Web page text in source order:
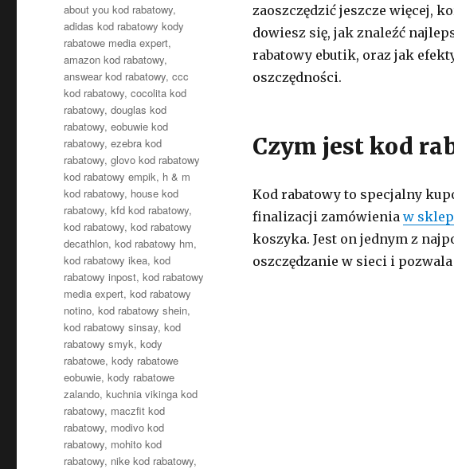
zaoszczędzić jeszcze więcej,
dowiesz się, jak znaleźć
rabatowy ebutik, oraz jak
oszczędności.
Czym jest kod
Kod rabatowy to specjalny
finalizacji zamówienia w
koszyka. Jest on jednym z
oszczędzanie w sieci i
Tagi
about you kod rabatowy,
adidas kod rabatowy kody
rabatowe media expert,
amazon kod rabatowy,
answear kod rabatowy,ccc
kod rabatowy,cocolita kod
rabatowy,douglas kod
rabatowy,eobuwie kod
rabatowy,ezebra kod
rabatowy,glovo kod rabatowy
kod rabatowy empik, h & m
kod rabatowy, house kod
rabatowy,kfd kod rabatowy,
kod rabatowy,kod rabatowy
decathlon,kod rabatowy hm,
kod rabatowy ikea,kod
rabatowy inpost,kod rabatowy
media expert,kod rabatowy
notino,kod rabatowy shein,
kod rabatowy sinsay,kod
rabatowy smyk,kody
rabatowe,kody rabatowe
eobuwie,kody rabatowe
zalando,kuchnia vikinga kod
rabatowy, maczfit kod
rabatowy, modivo kod
rabatowy, mohito kod
rabatowy, nike kod rabatowy,